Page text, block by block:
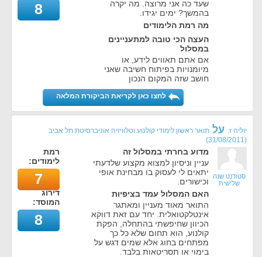
שעד כה אני מרוצה. מה יקרה
בהמשך? ימים יגידו.
מה רמת הלימודים
העצה הכי טובה למתעניינים
במסלול
אם אתם תאווים לידע, או
מיומנויות בפיתוח חשיבה שאני
חושב שזה המקום הנכון
8
לחצו כאן לקריאת הביקורת המלאה
יוליה ז. על תואר ראשון לימודי קולנוע וטלוויזיה אוניברסיטת תל אביב
(
31/08/2011
)
סטודנט שנה
שלישית
מדוע בחרתי במסלול זה
עניין וניסיון למצוא מקצוע שלדעתי
יתאים לי לעסוק בו מבחינת אופי
וכישורים.
האם המסלול עמד בציפיות
התואר מאוד מעניין ומאתגר
אינטלקטואלית. יחד עם זאת דווקא
הכיוון שחיפשתי בהתחלה, הפקת
קולנוע, הוא תחום שלא כל כך
מפתחים בחוג אלא שמים דגש על
בימוי או תסריטאות בלבד.
רמת
לימודים:
7
דירוג
המוסד:
8